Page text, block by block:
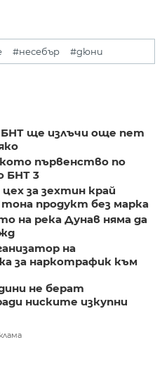
#несебър #дюни
БНТ ще излъчи още пет
първенство по
БНТ 3
цех за зехтин край
продукт без марка
на река Дунав няма да
на
за наркотрафик към
не берат
ниските изкупни